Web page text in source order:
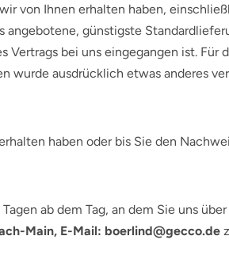
von Ihnen erhalten haben,
angebotene, günstigste
bei uns eingegangen ist.
wurde ausdrücklich etwas anderes
haben oder bis Sie den
ab dem Tag, an dem Sie uns
Main, E-Mail: boerlind@gecco.de